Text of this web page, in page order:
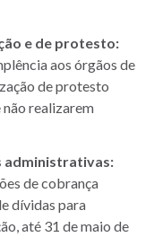
e de protesto:
aos órgãos de
de protesto
realizarem
administrativas:
de cobrança
dívidas para
até 31 de maio de